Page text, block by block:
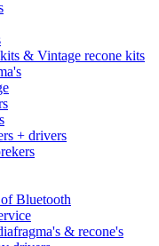
& Vintage recone kits
+ drivers
Bluetooth
& recone's